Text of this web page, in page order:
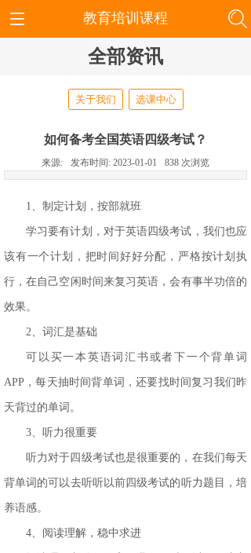
全部资讯
关于我们 选课中心
如何备考全国英语四级考试？
来源: 发布时间: 2023-01-01 838 次浏览
1、制定计划，按部就班
学习要有计划，对于英语四级考试，我们也应
该有一个计划，把时间好好分配，严格按计划执
行，在自己空闲时间来复习英语，会有事半功倍的
效果。
2、词汇是基础
可以买一本英语词汇书或者下一个背单词
APP ，每天抽时间背单词，还要找时间复习我们昨
天背过的单词。
3、听力很重要
听力对于四级考试也是很重要的，在我们每天
背单词的可以去听听以前四级考试的听力题目，培
养语感。
4、阅读理解，稳中求进
教育培训课程